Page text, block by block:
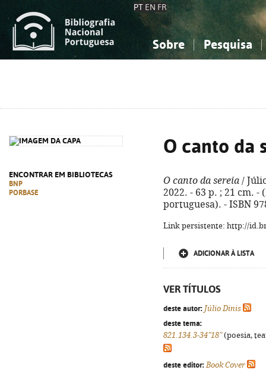
PT EN FR
Sobre Pesquisa
ENCONTRAR EM BIBLIOTECAS
BNP
PORBASE
O canto da
O canto da sereia /
2022. - 63 p. ; 21 cm.
portuguesa). - ISBN
Link persistente: http://
ADICIONAR À LISTA
VER TÍTULOS
deste autor: Júlio Dinis
deste tema:
821.134.3-34"18"(poesia,
deste editor: Book Cover